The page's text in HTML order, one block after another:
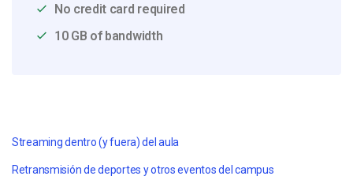
No credit card required
10 GB of bandwidth
Streaming dentro (y fuera) del aula
Retransmisión de deportes y otros eventos del campus